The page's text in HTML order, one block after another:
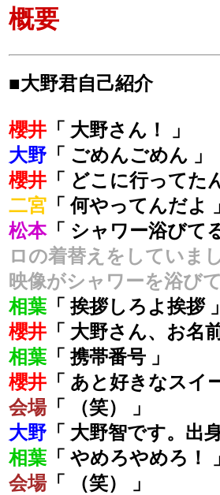
概要
■大野君自己紹介
櫻井 「 大野さん！ 」
大野 「 ごめんごめん 」
櫻井 「 どこに行ってた
二宮 「 何やってんだよ 」
松本「 シャワー浴びて
ロの着替えをしていま
映像がシャワーを浴び
相葉 「 挨拶しろよ挨拶 」
櫻井 「 大野さん、お名
相葉 「 携帯番号 」
櫻井 「 あと好きなスイ
会場「 （笑） 」
大野 「 大野智です。出
相葉 「 やめろやめろ！ 」
会場「 （笑） 」